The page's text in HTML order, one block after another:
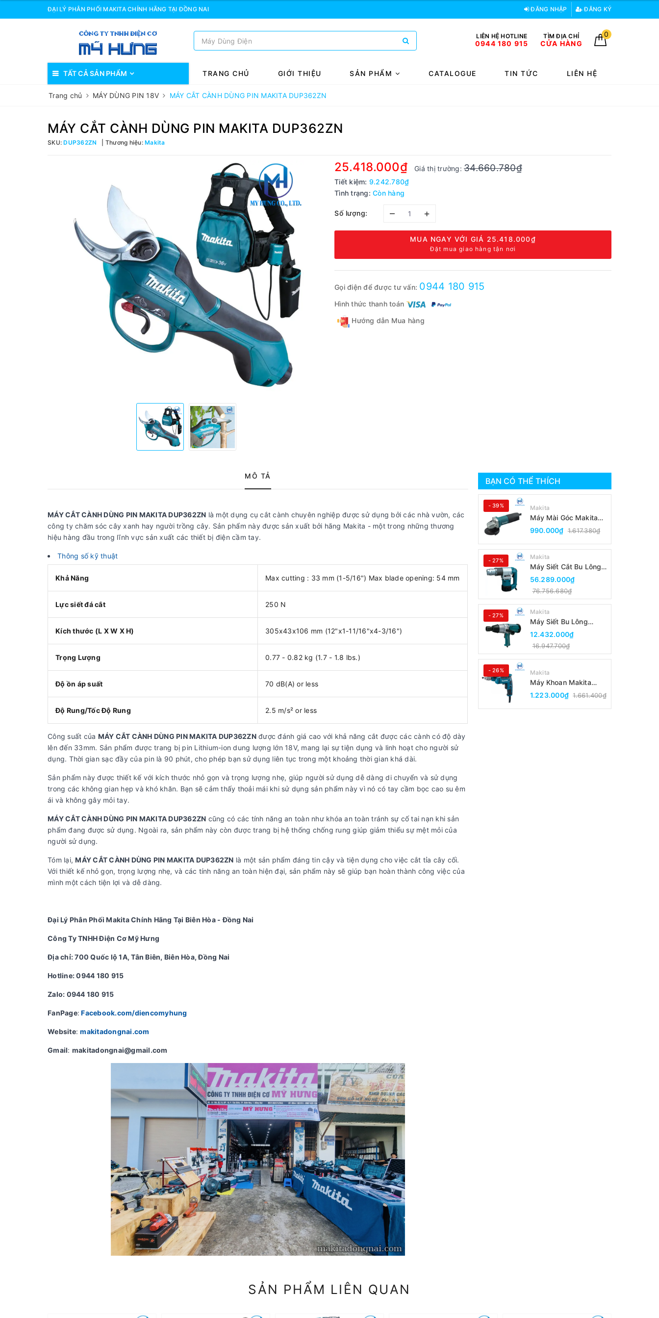
ĐẠI LÝ PHÂN PHỐI MAKITA CHÍNH HÃNG TẠI ĐỒNG NAI ĐĂNG NHẬP ĐĂNG KÝ
LIÊN HỆ HOTLINE
0944 180 915
TÌM ĐỊA CHỈ
CỬA HÀNG
0
TẤT CẢ SẢN PHẨM TRANG CHỦ GIỚI THIỆU SẢN PHẨM CATALOGUE TIN TỨC LIÊN HỆ
Trang chủ MÁY DÙNG PIN 18V MÁY CẮT CÀNH DÙNG PIN MAKITA DUP362ZN
MÁY CẮT CÀNH DÙNG PIN MAKITA DUP362ZN
SKU:DUP362ZN Thương hiệu: Makita
25.418.000₫ Giá thị trường: 34.660.780₫
Tiết kiệm: 9.242.780₫
Tình trạng: Còn hàng
Số lượng: – +
MUA NGAY VỚI GIÁ 25.418.000₫
Đặt mua giao hàng tận nơi
Gọi điện để được tư vấn: 0944 180 915
Hình thức thanh toán
Hướng dẫn Mua hàng
MÔ TẢ
MÁY CẮT CÀNH DÙNG PIN MAKITA DUP362ZN là một dụng cụ cắt cành chuyên nghiệp được sử dụng bởi các nhà vườn, các
công ty chăm sóc cây xanh hay người trồng cây. Sản phẩm này được sản xuất bởi hãng Makita - một trong những thương
hiệu hàng đầu trong lĩnh vực sản xuất các thiết bị điện cầm tay.
Thông số kỹ thuật
Khả Năng Max cutting : 33 mm (1-5/16") Max blade opening: 54 mm
Lực siết đá cắt 250 N
Kích thước (L X W X H) 305x43x106 mm (12"x1-11/16"x4-3/16")
Trọng Lượng 0.77 - 0.82 kg (1.7 - 1.8 lbs.)
Độ ồn áp suất 70 dB(A) or less
Độ Rung/Tốc Độ Rung 2.5 m/s² or less
Công suất của MÁY CẮT CÀNH DÙNG PIN MAKITA DUP362ZNđược đánh giá cao với khả năng cắt được các cành có độ dày
lên đến 33mm. Sản phẩm được trang bị pin Lithium-ion dung lượng lớn 18V, mang lại sự tiện dụng và linh hoạt cho người sử
dụng. Thời gian sạc đầy của pin là 90 phút, cho phép bạn sử dụng liên tục trong một khoảng thời gian khá dài.
Sản phẩm này được thiết kế với kích thước nhỏ gọn và trọng lượng nhẹ, giúp người sử dụng dễ dàng di chuyển và sử dụng
trong các không gian hẹp và khó khăn. Bạn sẽ cảm thấy thoải mái khi sử dụng sản phẩm này vì nó có tay cầm bọc cao su êm
ái và không gây mỏi tay.
MÁY CẮT CÀNH DÙNG PIN MAKITA DUP362ZN cũng có các tính năng an toàn như khóa an toàn tránh sự cố tai nạn khi sản
phẩm đang được sử dụng. Ngoài ra, sản phẩm này còn được trang bị hệ thống chống rung giúp giảm thiểu sự mệt mỏi của
người sử dụng.
Tóm lại,MÁY CẮT CÀNH DÙNG PIN MAKITA DUP362ZN là một sản phẩm đáng tin cậy và tiện dụng cho việc cắt tỉa cây cối.
Với thiết kế nhỏ gọn, trọng lượng nhẹ, và các tính năng an toàn hiện đại, sản phẩm này sẽ giúp bạn hoàn thành công việc của
mình một cách tiện lợi và dễ dàng.
Đại Lý Phân Phối Makita Chính Hãng Tại Biên Hòa - Đồng Nai
Công Ty TNHH Điện Cơ Mỹ Hưng
Địa chỉ: 700 Quốc lộ 1A, Tân Biên, Biên Hòa, Đồng Nai
Hotline: 0944 180 915
Zalo: 0944 180 915
FanPage: Facebook.com/diencomyhung
Website:makitadongnai.com
Gmail: makitadongnai@gmail.com
BẠN CÓ THỂ THÍCH
- 39% Makita
Máy Mài Góc Makita
9553B(100MM/Công
Tắc Đuôi)
990.000₫ 1.617.380₫
- 27% Makita
Máy Siết Cắt Bu Lông
Makita 6924N
56.289.000₫
76.756.680₫
- 27% Makita
Máy Siết Bu Lông
Makita 6906
12.432.000₫
16.947.700₫
- 26% Makita
Máy Khoan Makita
DP2010(6.5MM)
1.223.000₫ 1.661.400₫
SẢN PHẨM LIÊN QUAN